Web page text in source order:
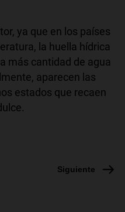
ya que en los países
la huella hídrica
más cantidad de agua
aparecen las
estados que recaen
Siguiente